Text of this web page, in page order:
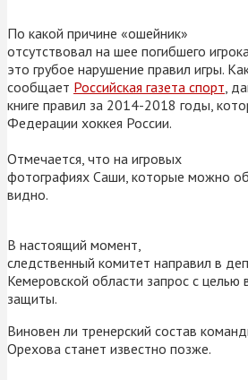
По какой причине «ошейник»
отсутствовал на шее погибшего
это грубое нарушение правил игры.
сообщает Российская газета спорт ,
книге правил за 2014-2018 годы,
Федерации хоккея России.
Отмечается, что на игровых
фотографиях Саши, которые можно
видно.
В настоящий момент,
следственный комитет направил в
Кемеровской области запрос с целью
защиты.
Виновен ли тренерский состав
Орехова станет известно позже.